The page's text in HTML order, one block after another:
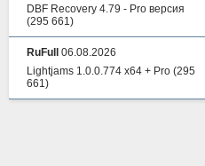
DBF Recovery 4.79 - Pro версия
(295 661)
RuFull
06.08.2026
Lightjams 1.0.0.774 x64 + Pro (295
661)